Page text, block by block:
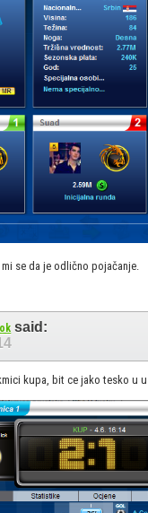
se da je odlično pojačanje.
said:
kupa, bit ce jako tesko u